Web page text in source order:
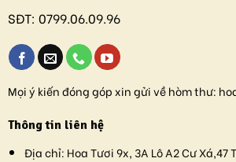
SĐT: 0799.06.09.96
Mọi ý kiến đóng góp xin gửi về hòm thư:
Thông tin liên hệ
Địa chỉ: Hoa Tươi 9x, 3A Lô A2 Cư Xá,47